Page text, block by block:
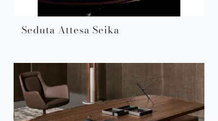
Seduta Attesa Seika